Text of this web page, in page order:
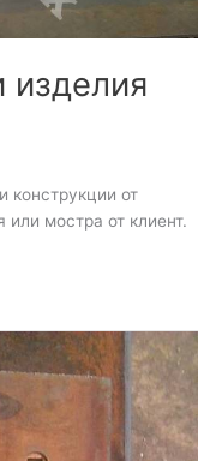
изделия
конструкции от
мостра от клиент.